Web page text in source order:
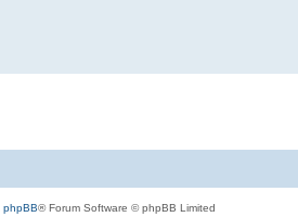
phpBB® Forum Software © phpBB Limited